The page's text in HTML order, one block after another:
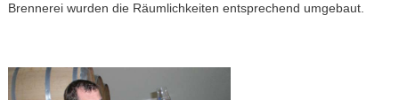
Brennerei wurden die Räumlichkeiten entsprechend umgebaut.